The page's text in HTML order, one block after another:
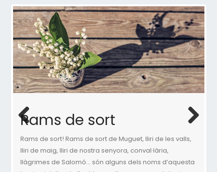
Rams de sort
Rams de sort! Rams de sort de Muguet, lliri de les valls,
lliri de maig, lliri de nostra senyora, conval·lària,
llàgrimes de Salomó… són alguns dels noms d’aquesta
Com fer servir Lampe
Berger?
La estela dels perfums
de Cristina Caboni